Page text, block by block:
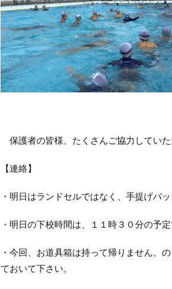
保護者の皆様、たくさんご協力していた
【連絡】
・明日はランドセルではなく、手提げバ
・明日の下校時間は、１１時３０分の予定
・今回、お道具箱は持って帰りません。
ておいて下さい。